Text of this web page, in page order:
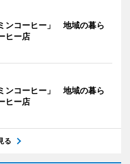
ンコーヒー」 地域の暮ら
ヒー店
ンコーヒー」 地域の暮ら
ヒー店
る